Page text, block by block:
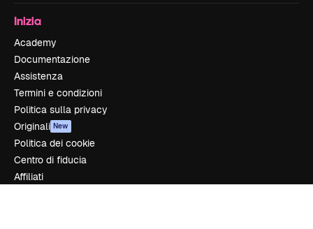
Inizia
Academy
Documentazione
Assistenza
Termini e condizioni
Politica sulla privacy
Originali New
Politica dei cookie
Centro di fiducia
Affiliati